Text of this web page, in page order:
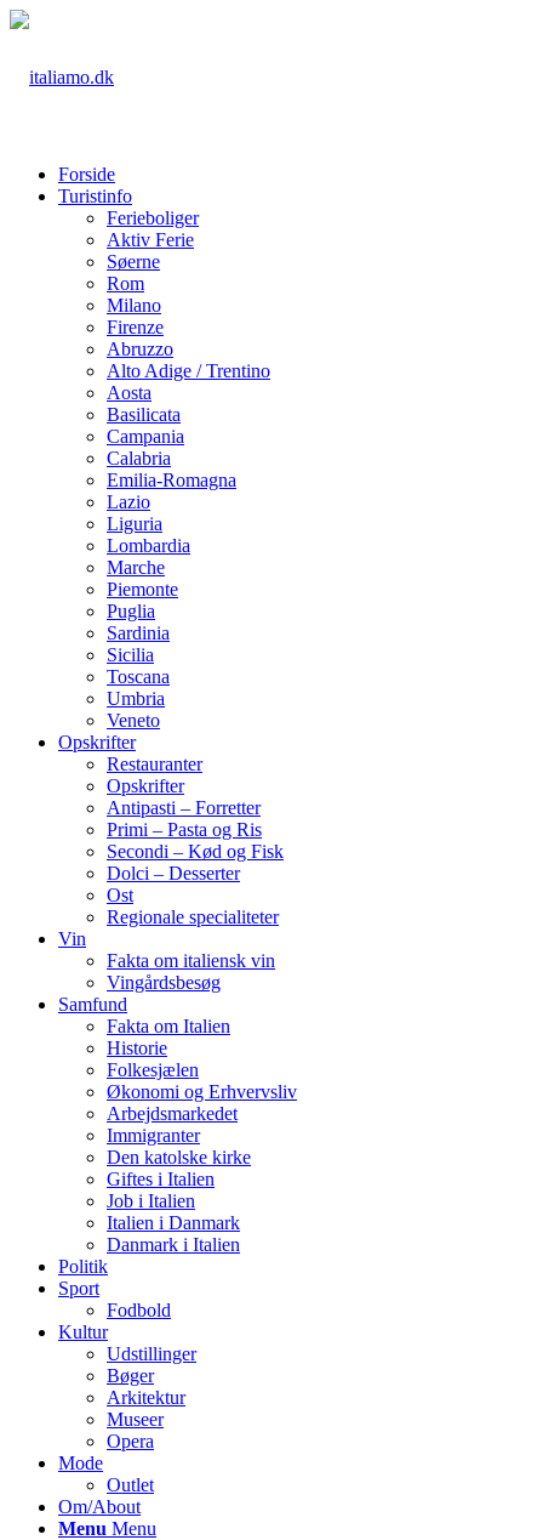
Forside
Turistinfo
Ferieboliger
Aktiv Ferie
Søerne
Rom
Milano
Firenze
Abruzzo
Alto Adige / Trentino
Aosta
Basilicata
Campania
Calabria
Emilia-Romagna
Lazio
Liguria
Lombardia
Marche
Piemonte
Puglia
Sardinia
Sicilia
Toscana
Umbria
Veneto
Opskrifter
Restauranter
Opskrifter
Antipasti – Forretter
Primi – Pasta og Ris
Secondi – Kød og Fisk
Dolci – Desserter
Ost
Regionale specialiteter
Vin
Fakta om italiensk vin
Vingårdsbesøg
Samfund
Fakta om Italien
Historie
Folkesjælen
Økonomi og Erhvervsliv
Arbejdsmarkedet
Immigranter
Den katolske kirke
Giftes i Italien
Job i Italien
Italien i Danmark
Danmark i Italien
Politik
Sport
Fodbold
Kultur
Udstillinger
Bøger
Arkitektur
Museer
Opera
Mode
Outlet
Om/About
Menu Menu